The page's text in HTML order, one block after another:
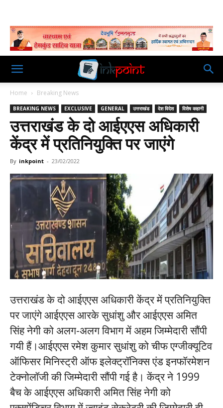
Home Breaking News
BREAKING NEWS EXCLUSIVE GENERAL उत्तराखंड देश विदेश विशेष कहानी
उत्तराखंड के दो आईएएस अधिकारी
केंद्र में प्रतिनियुक्ति पर जाएंगे
By inkpoint - 23/02/2022
उत्तराखंड के दो आईएएस अधिकारी केंद्र में प्रतिनियुक्ति
पर जाएंगे आईएएस आरके सुधांशु और आईएएस अमित
सिंह नेगी को अलग-अलग विभाग में अहम जिम्मेदारी सौंपी
गयी हैं।आईएएस रमेश कुमार सुधांशु को चीफ एग्जीक्यूटिव
ऑफिसर मिनिस्ट्री ऑफ इलेक्ट्रॉनिक्स एंड इनफॉरमेशन
टेक्नोलॉजी की जिम्मेदारी सौंपी गई है। केंद्र ने 1999
बैच के आईएएस अधिकारी अमित सिंह नेगी को